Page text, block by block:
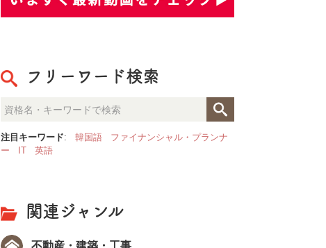
フリーワード検索
注目キーワード: 韓国語
ファイナンシャル・プランナ
ー
IT 英語
関連ジャンル
不動産・建築・工事